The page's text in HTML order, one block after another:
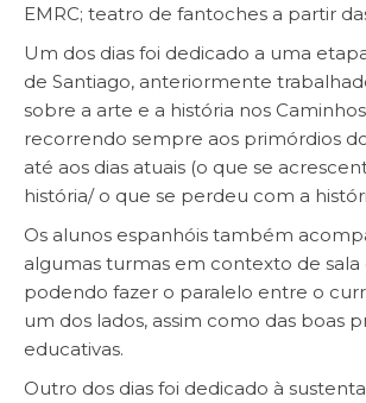
EMRC; teatro de fantoches a partir
Um dos dias foi dedicado a uma
de Santiago, anteriormente
sobre a arte e a história nos
recorrendo sempre aos primórdios
até aos dias atuais (o que se
história/ o que se perdeu com a
Os alunos espanhóis também
algumas turmas em contexto de sala
podendo fazer o paralelo entre o
um dos lados, assim como das boas
educativas.
Outro dos dias foi dedicado à